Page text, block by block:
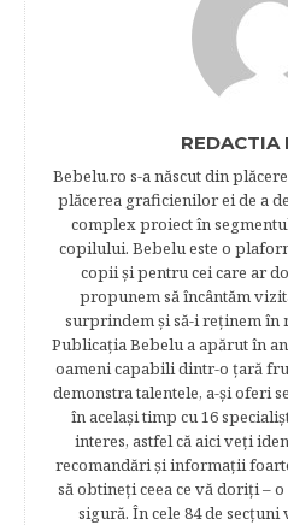
REDACTIA
Bebelu.ro s-a născut din
plăcerea graficienilor ei de a
complex proiect în
copilului. Bebelu este o
copii şi pentru cei care ar
propunem să încântăm
surprindem şi să-i reţinem în
Publicația Bebelu a apărut în
oameni capabili dintr-o ţară
demonstra talentele, a-şi oferi
în acelaşi timp cu 16
interes, astfel că aici veţi
recomandări şi informaţii
să obtineţi ceea ce vă doriţi –
sigură. În cele 84 de secțuni